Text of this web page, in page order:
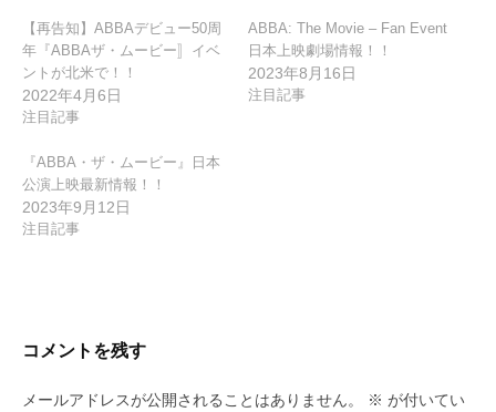
【再告知】ABBAデビュー50周
年『ABBAザ・ムービー〛イベ
ントが北米で！！
2022年4月6日
注目記事
ABBA: The Movie – Fan Event
日本上映劇場情報！！
2023年8月16日
注目記事
『ABBA・ザ・ムービー』日本
公演上映最新情報！！
2023年9月12日
注目記事
コメントを残す
メールアドレスが公開されることはありません。 ※ が付いてい